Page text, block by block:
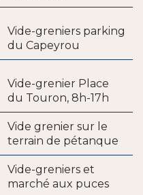
Vide-greniers parking
du Capeyrou
Vide-grenier Place
du Touron, 8h-17h
Vide grenier sur le
terrain de pétanque
Vide-greniers et
marché aux puces